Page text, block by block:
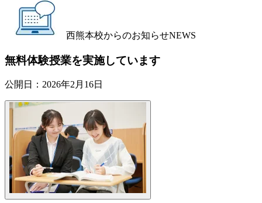
西熊本校からのお知らせNEWS
無料体験授業を実施しています
公開日： 2026年2月16日